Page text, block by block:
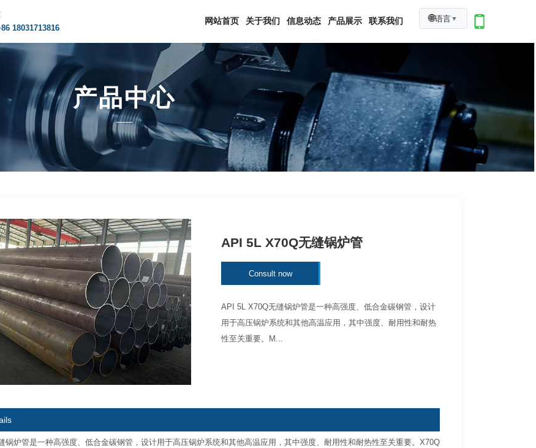
18031713816
网站首页 关于我们 信息动态 产品展示 联系我们 🌐语言▼
产品中心
API 5L X70Q无缝锅炉管
Consult now
API 5L X70Q无缝锅炉管是一种高强度、低合金碳钢管，设计
用于高压锅炉系统和其他高温应用，其中强度、耐用性和耐热
性至关重要。M...
锅炉管是一种高强度、低合金碳钢管，设计用于高压锅炉系统和其他高温应用，其中强度、耐用性和耐热性至关重要。X70Q